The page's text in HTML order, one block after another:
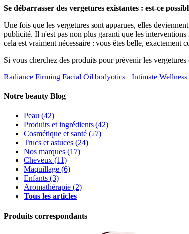
Se débarrasser des vergetures existantes : est-ce
Une fois que les vergetures sont apparues, elles
publicité. Il n'est pas non plus garanti que les
cela est vraiment nécessaire : vous êtes belle, exactement
Si vous cherchez des produits pour prévenir les
Radiance Firming Facial Oil bodyotics - Intimate Wellness
Notre beauty Blog
Peau (42)
Produits et ingrédients (42)
Cosmétique et santé (27)
Trucs et astuces (24)
Nos marques (17)
Cheveux (11)
Maquillage (6)
Enfants (3)
Aromathérapie (2)
Tous les articles
Produits correspondants